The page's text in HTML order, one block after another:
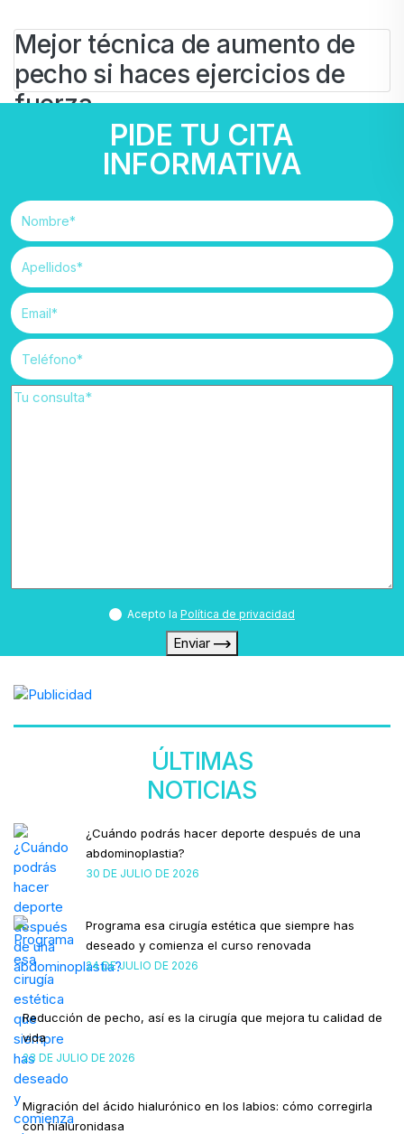
Mejor técnica de aumento de
pecho si haces ejercicios de
fuerza
21 DE OCTUBRE DE 2025
PIDE TU CITA
INFORMATIVA
Acepto la Política de privacidad
Enviar
ÚLTIMAS
NOTICIAS
¿Cuándo podrás hacer deporte después de una
abdominoplastia?
30 DE JULIO DE 2026
Programa esa cirugía estética que siempre has
deseado y comienza el curso renovada
24 DE JULIO DE 2026
Reducción de pecho, así es la cirugía que mejora tu calidad de
vida
23 DE JULIO DE 2026
Migración del ácido hialurónico en los labios: cómo corregirla
con hialuronidasa